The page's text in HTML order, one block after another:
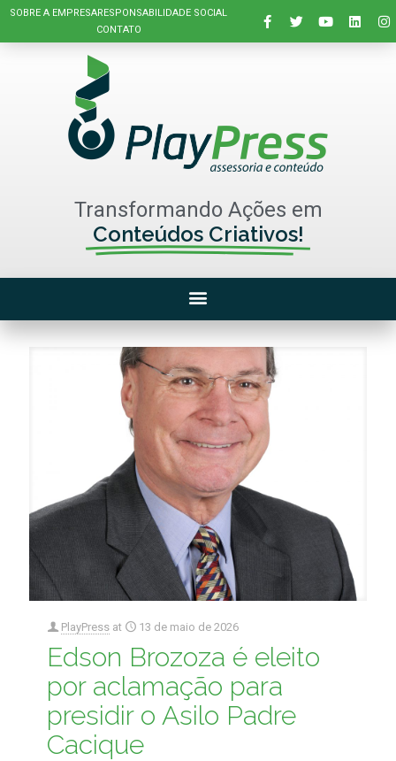
SOBRE A EMPRESARESPONSABILIDADE SOCIAL
CONTATO
Transformando Ações em
Conteúdos Criativos!
PlayPress at 13 de maio de 2026
Edson Brozoza é eleito
por aclamação para
presidir o Asilo Padre
Cacique